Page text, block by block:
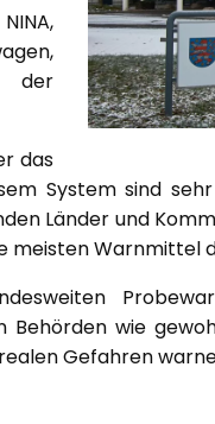
der
das
System sind
Länder und
meisten
Behörden wie
Gefahren